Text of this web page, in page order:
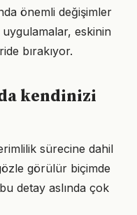
önemli değişimler
uygulamalar, eskinin
bırakıyor.
kendinizi
sürecine dahil
görülür biçimde
detay aslında çok